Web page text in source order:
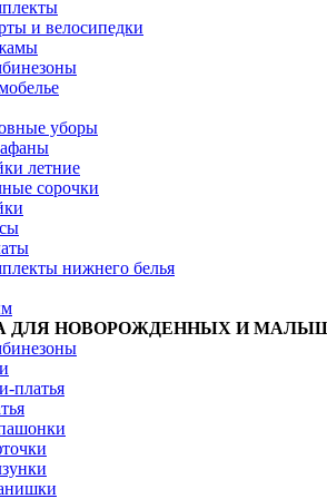
и велосипедки
уборы
летние
сорочки
нижнего белья
ДЛЯ НОВОРОЖДЕННЫХ И
платья